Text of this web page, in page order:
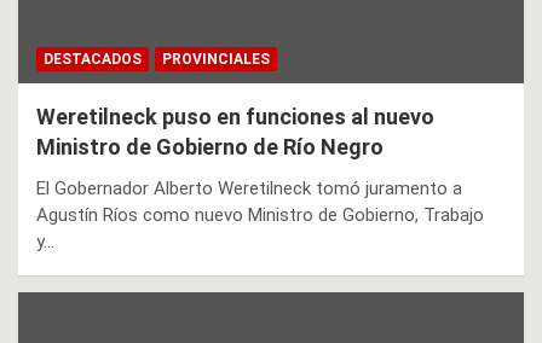
DESTACADOS PROVINCIALES
Weretilneck puso en funciones al nuevo
Ministro de Gobierno de Río Negro
El Gobernador Alberto Weretilneck tomó juramento a
Agustín Ríos como nuevo Ministro de Gobierno, Trabajo
y…